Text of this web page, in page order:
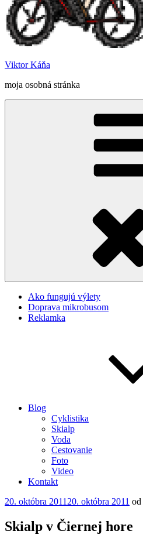
Viktor Káňa
moja osobná stránka
Ako fungujú výlety
Doprava mikrobusom
Reklamka
Blog
Cyklistika
Skialp
Voda
Cestovanie
Foto
Video
Kontakt
Publikované
20. októbra 2011 20. októbra 2011 od
Skialp v Čiernej hore